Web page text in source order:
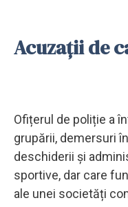
Acuzații de
Ofițerul de poliție a
grupării, demersuri
deschiderii și
sportive, dar care
ale unei societăți